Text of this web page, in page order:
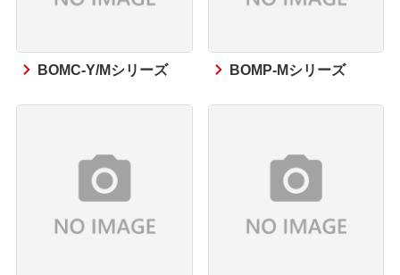
BOMC-Y/Mシリーズ BOMP-Mシリーズ